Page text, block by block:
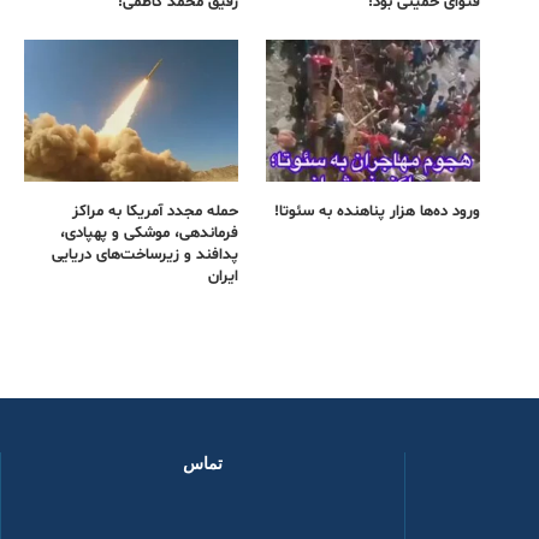
ورود ده‌ها هزار پناهنده به سئوتا!
حمله مجدد آمریکا به مراکز
فرماندهی، موشکی و پهپادی،
پدافند و زیرساخت‌های دریایی
ایران
تماس